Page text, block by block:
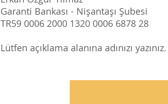
Garanti Bankası - Nişantaşı Şubesi
TR59 0006 2000 1320 0006 6878 28
Lütfen açıklama alanına adınızı